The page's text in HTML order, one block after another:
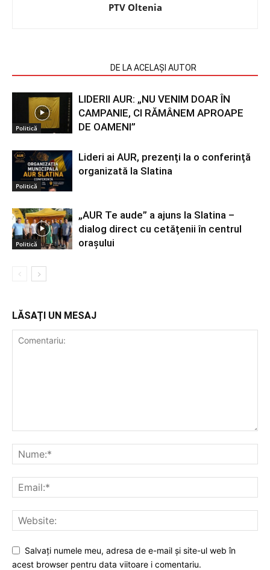
PTV Oltenia
DE LA ACELAȘI AUTOR
Politică
LIDERII AUR: „NU VENIM DOAR ÎN
CAMPANIE, CI RĂMÂNEM APROAPE
DE OAMENI”
Politică
Lideri ai AUR, prezenți la o conferință
organizată la Slatina
Politică
„AUR Te aude” a ajuns la Slatina –
dialog direct cu cetățenii în centrul
orașului
LĂSAȚI UN MESAJ
Salvați numele meu, adresa de e-mail și site-ul web în
acest browser pentru data viitoare i comentariu.